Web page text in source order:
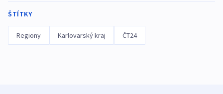
ŠTÍTKY
Regiony Karlovarský kraj ČT24